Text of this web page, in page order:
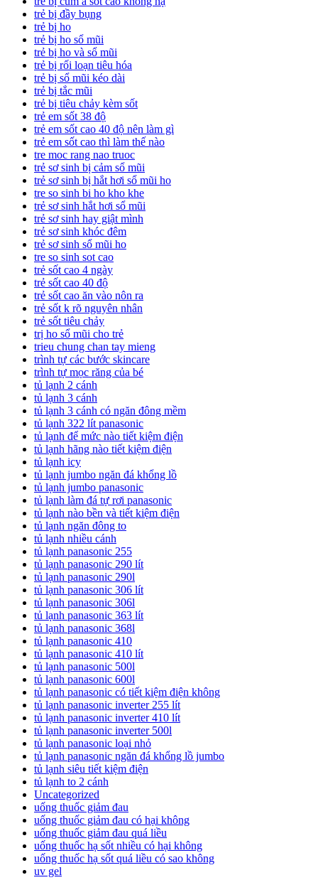
trẻ bị đầy bụng
trẻ bị ho
trẻ bị ho sổ mũi
trẻ bị ho và sổ mũi
trẻ bị rối loạn tiêu hóa
trẻ bị sổ mũi kéo dài
trẻ bị tắc mũi
trẻ bị tiêu chảy kèm sốt
trẻ em sốt 38 độ
trẻ em sốt cao 40 độ nên làm gì
trẻ em sốt cao thì làm thế nào
tre moc rang nao truoc
trẻ sơ sinh bị cảm sổ mũi
trẻ sơ sinh bị hắt hơi sổ mũi ho
tre so sinh bi ho kho khe
trẻ sơ sinh hắt hơi sổ mũi
trẻ sơ sinh hay giật mình
trẻ sơ sinh khóc đêm
trẻ sơ sinh sổ mũi ho
tre so sinh sot cao
trẻ sốt cao 4 ngày
trẻ sốt cao 40 độ
trẻ sốt cao ăn vào nôn ra
trẻ sốt k rõ nguyên nhân
trẻ sốt tiêu chảy
trị ho sổ mũi cho trẻ
trieu chung chan tay mieng
trình tự các bước skincare
trình tự mọc răng của bé
tủ lạnh 2 cánh
tủ lạnh 3 cánh
tủ lạnh 3 cánh có ngăn đông mềm
tủ lạnh 322 lít panasonic
tủ lạnh để mức nào tiết kiệm điện
tủ lạnh hãng nào tiết kiệm điện
tủ lạnh icy
tủ lạnh jumbo ngăn đá khổng lồ
tủ lạnh jumbo panasonic
tủ lạnh làm đá tự rơi panasonic
tủ lạnh nào bền và tiết kiệm điện
tủ lạnh ngăn đông to
tủ lạnh nhiều cánh
tủ lạnh panasonic 255
tủ lạnh panasonic 290 lít
tủ lạnh panasonic 290l
tủ lạnh panasonic 306 lít
tủ lạnh panasonic 306l
tủ lạnh panasonic 363 lít
tủ lạnh panasonic 368l
tủ lạnh panasonic 410
tủ lạnh panasonic 410 lít
tủ lạnh panasonic 500l
tủ lạnh panasonic 600l
tủ lạnh panasonic có tiết kiệm điện không
tủ lạnh panasonic inverter 255 lít
tủ lạnh panasonic inverter 410 lít
tủ lạnh panasonic inverter 500l
tủ lạnh panasonic loại nhỏ
tủ lạnh panasonic ngăn đá khổng lồ jumbo
tủ lạnh siêu tiết kiệm điện
tủ lạnh to 2 cánh
Uncategorized
uống thuốc giảm đau
uống thuốc giảm đau có hại không
uống thuốc giảm đau quá liều
uống thuốc hạ sốt nhiều có hại không
uống thuốc hạ sốt quá liều có sao không
uv gel